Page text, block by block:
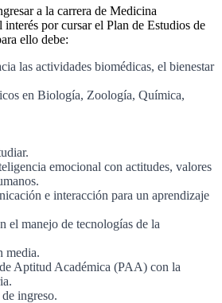
a la carrera de Medicina
interés por cursar el Plan de Estudios de
ello debe:
las actividades biomédicas, el bienestar
en Biología, Zoología, Química,
emocional con actitudes, valores
e interacción para un aprendizaje
el manejo de tecnologías de la
media.
Aptitud Académica (PAA) con la
ingreso.